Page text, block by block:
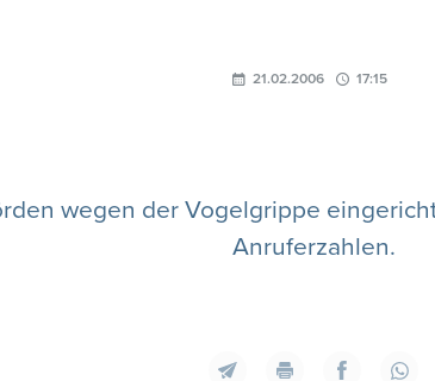
21.02.2006 17:15
wegen der Vogelgrippe
Anruferzahlen.